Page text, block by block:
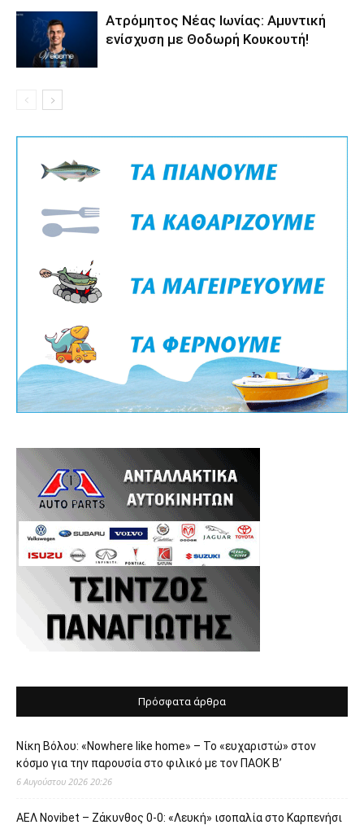
Ατρόμητος Νέας Ιωνίας: Αμυντική
ενίσχυση με Θοδωρή Κουκουτή!
Πρόσφατα άρθρα
Νίκη Βόλου: «Nowhere like home» – Το «ευχαριστώ» στον
κόσμο για την παρουσία στο φιλικό με τον ΠΑΟΚ Β’
6 Αυγούστου 2026 20:26
ΑΕΛ Novibet – Ζάκυνθος 0-0: «Λευκή» ισοπαλία στο Καρπενήσι